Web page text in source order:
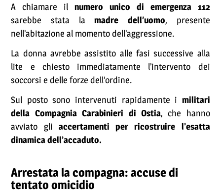
A chiamare ilnumero unico di emergenza 112
sarebbe stata la madre dell’uomo, presente
nell’abitazione al momento dell’aggressione.
La donna avrebbe assistito alle fasi successive alla
lite e chiesto immediatamente l’intervento dei
soccorsi e delle forze dell’ordine.
Sul posto sono intervenuti rapidamente i militari
della Compagnia Carabinieri di Ostia, che hanno
avviato gli accertamenti per ricostruire l’esatta
dinamica dell’accaduto.
Arrestata la compagna: accuse di
tentato omicidio